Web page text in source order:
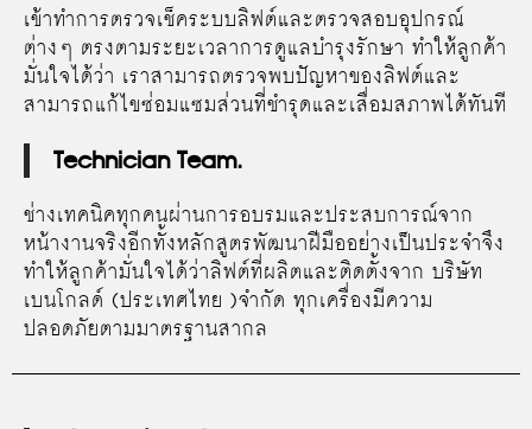
เข้าทำการตรวจเช็คระบบลิฟต์และตรวจสอบอุปกรณ์
ต่างๆ ตรงตามระยะเวลาการดูแลบำรุงรักษา ทำให้ลูกค้า
มั่นใจได้ว่า เราสามารถตรวจพบปัญหาของลิฟต์และ
สามารถแก้ไขซ่อมแซมส่วนที่ชำรุดและเสื่อมสภาพได้ทันที
Technician Team.
ช่างเทคนิคทุกคนผ่านการอบรมและประสบการณ์จาก
หน้างานจริงอีกทั้งหลักสูตรพัฒนาฝีมืออย่างเป็นประจำจึง
ทำให้ลูกค้ามั่นใจได้ว่าลิฟต์ที่ผลิตและติดตั้งจาก บริษัท
เบนโกลด์ (ประเทศไทย )จำกัด ทุกเครื่องมีความ
ปลอดภัยตามมาตรฐานสากล